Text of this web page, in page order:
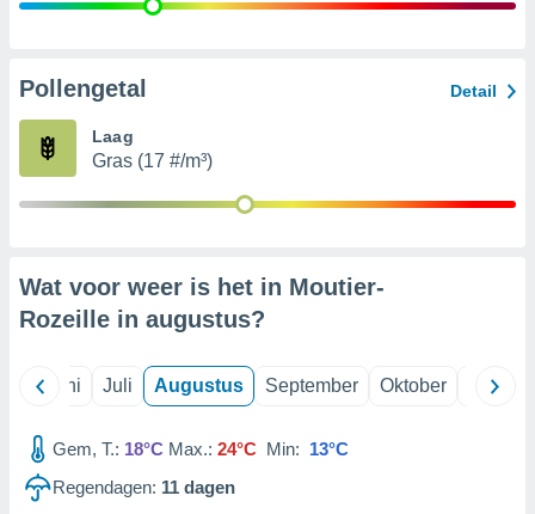
Pollengetal Detail
Laag
Gras (17 #/m³)
Wat voor weer is het in Moutier-
Rozeille in augustus?
Juni Juli Augustus September Oktober
Gem, T.: 18°C Max.: 24°C Min: 13°C
Regendagen: 11 dagen